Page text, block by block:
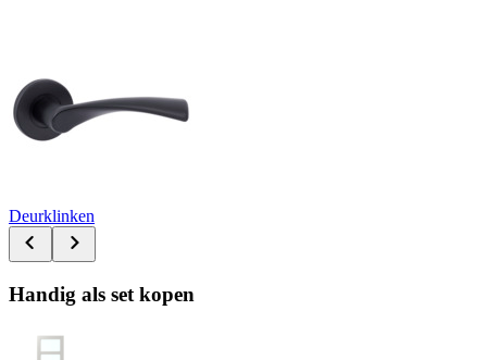
Deurklinken
Handig als set kopen